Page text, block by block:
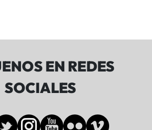
EN REDES
SOCIALES